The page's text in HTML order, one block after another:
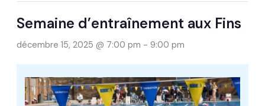
Semaine d’entraînement aux Fins
décembre 15, 2025 @ 7:00 pm - 9:00 pm